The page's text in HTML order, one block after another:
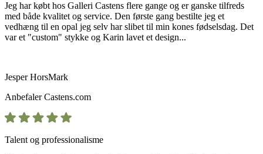
Jeg har købt hos Galleri Castens flere gange og er ganske tilfreds
med både kvalitet og service. Den første gang bestilte jeg et
vedhæng til en opal jeg selv har slibet til min kones fødselsdag. Det
var et "custom" stykke og Karin lavet et design...
Jesper HorsMark
AnbefalerCastens.com
Talent og professionalisme